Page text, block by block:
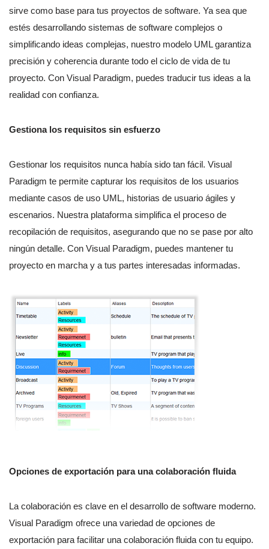
sirve como base para tus proyectos de software. Ya sea que
estés desarrollando sistemas de software complejos o
simplificando ideas complejas, nuestro modelo UML garantiza
precisión y coherencia durante todo el ciclo de vida de tu
proyecto. Con Visual Paradigm, puedes traducir tus ideas a la
realidad con confianza.
Gestiona los requisitos sin esfuerzo
Gestionar los requisitos nunca había sido tan fácil. Visual
Paradigm te permite capturar los requisitos de los usuarios
mediante casos de uso UML, historias de usuario ágiles y
escenarios. Nuestra plataforma simplifica el proceso de
recopilación de requisitos, asegurando que no se pase por alto
ningún detalle. Con Visual Paradigm, puedes mantener tu
proyecto en marcha y a tus partes interesadas informadas.
Opciones de exportación para una colaboración fluida
La colaboración es clave en el desarrollo de software moderno.
Visual Paradigm ofrece una variedad de opciones de
exportación para facilitar una colaboración fluida con tu equipo.